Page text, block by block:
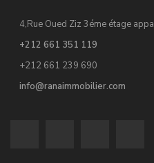
4,Rue Oued Ziz 3éme étage
+212 661 351 119
+212 661 239 690
info@ranaimmobilier.com